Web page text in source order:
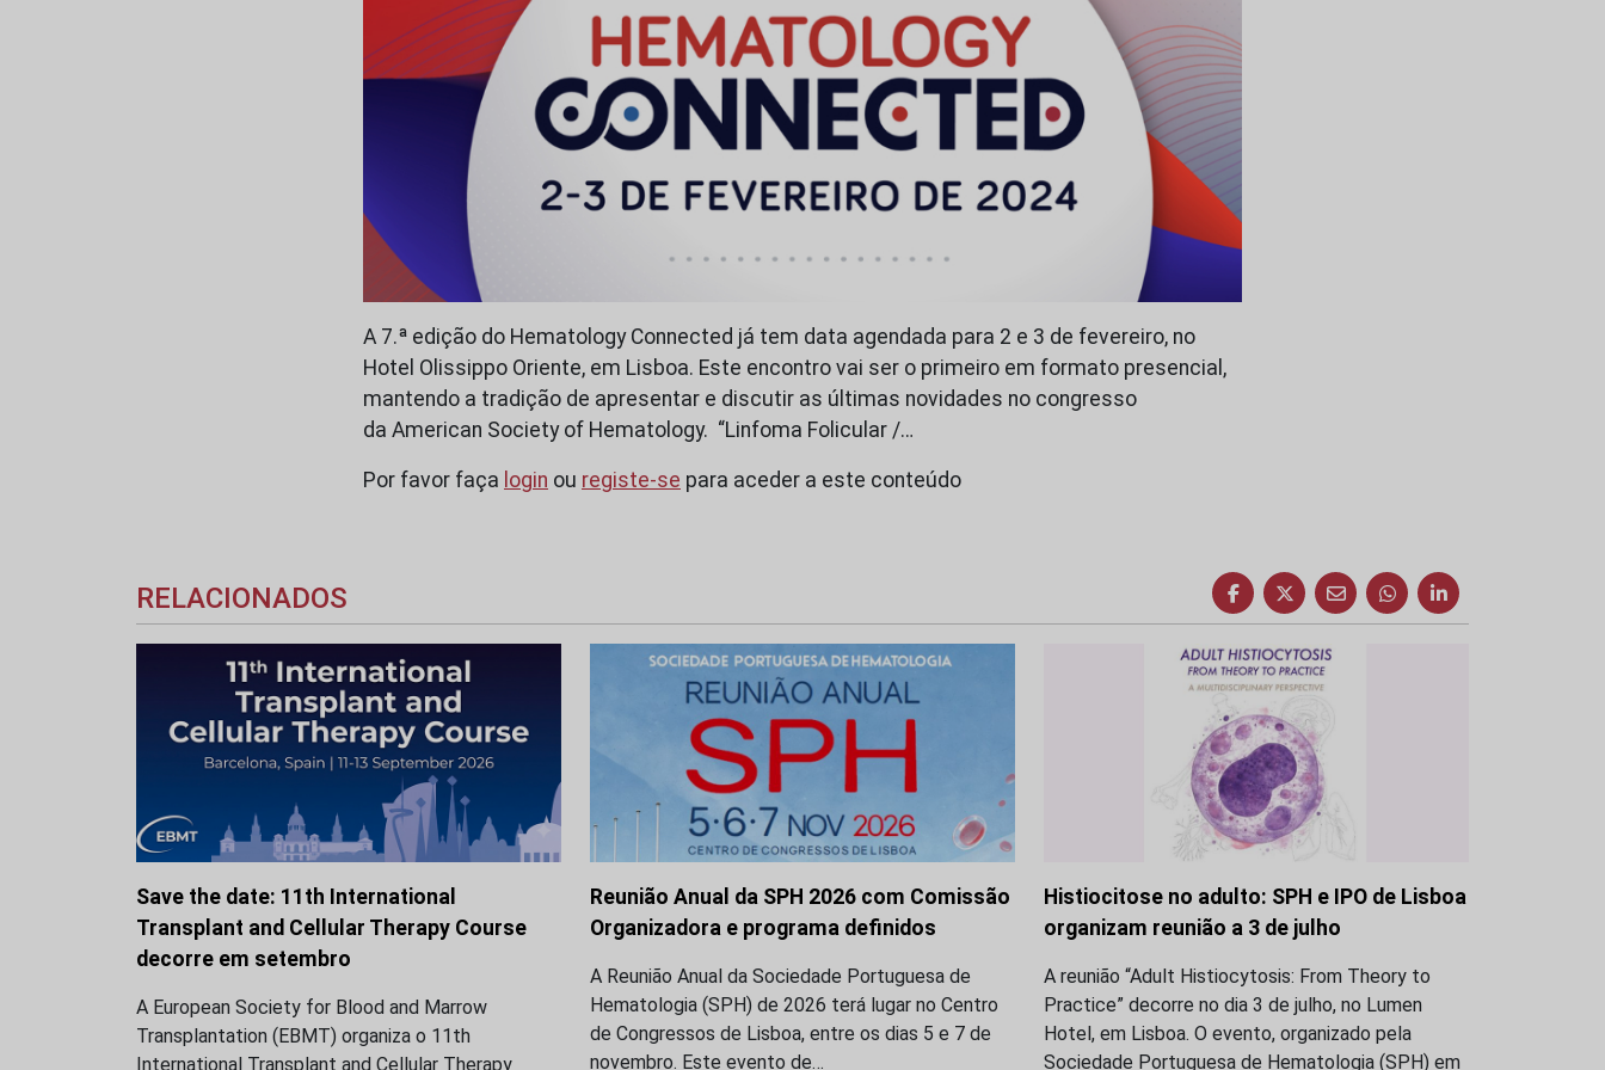
A 7.ª edição do Hematology Connected já tem data agendada para 2 e 3 de fevereiro, no
Hotel Olissippo Oriente, em Lisboa. Este encontro vai ser o primeiro em formato presencial,
mantendo a tradição de apresentar e discutir as últimas novidades no congresso
da American Society of Hematology. “Linfoma Folicular /…
Por favor faça login ou registe-se para aceder a este conteúdo
RELACIONADOS
Save the date: 11th International
Transplant and Cellular Therapy Course
decorre em setembro
A European Society for Blood and Marrow
Transplantation (EBMT) organiza o 11th
International Transplant and Cellular Therapy
Reunião Anual da SPH 2026 com Comissão
Organizadora e programa definidos
A Reunião Anual da Sociedade Portuguesa de
Hematologia (SPH) de 2026 terá lugar no Centro
de Congressos de Lisboa, entre os dias 5 e 7 de
novembro. Este evento de…
Histiocitose no adulto: SPH e IPO de Lisboa
organizam reunião a 3 de julho
A reunião “Adult Histiocytosis: From Theory to
Practice” decorre no dia 3 de julho, no Lumen
Hotel, em Lisboa. O evento, organizado pela
Sociedade Portuguesa de Hematologia (SPH) em